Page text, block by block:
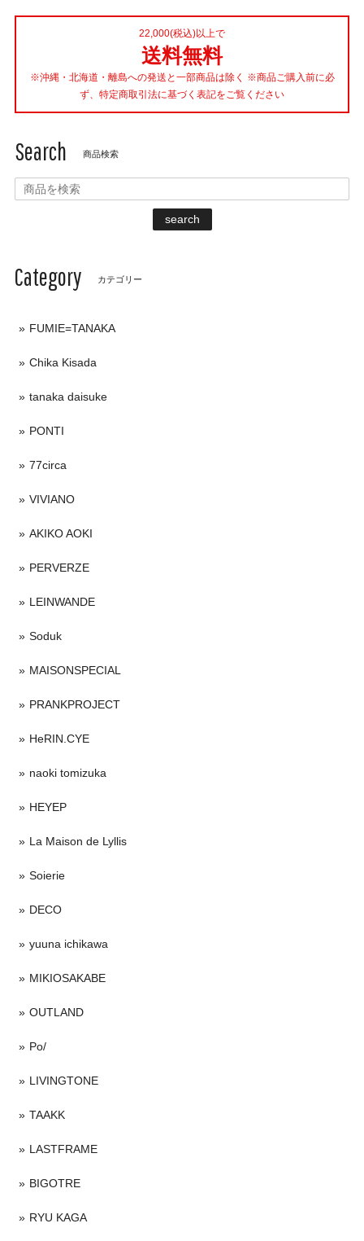
22,000(税込)以上で
送料無料
※沖縄・北海道・離島への発送と一部商品は除く ※商品ご購入前に必
ず、特定商取引法に基づく表記をご覧ください
Search 商品検索
search
Category カテゴリー
FUMIE=TANAKA
Chika Kisada
tanaka daisuke
PONTI
77circa
VIVIANO
AKIKO AOKI
PERVERZE
LEINWANDE
Soduk
MAISONSPECIAL
PRANKPROJECT
HeRIN.CYE
naoki tomizuka
HEYEP
La Maison de Lyllis
Soierie
DECO
yuuna ichikawa
MIKIOSAKABE
OUTLAND
Po/
LIVINGTONE
TAAKK
LASTFRAME
BIGOTRE
RYU KAGA